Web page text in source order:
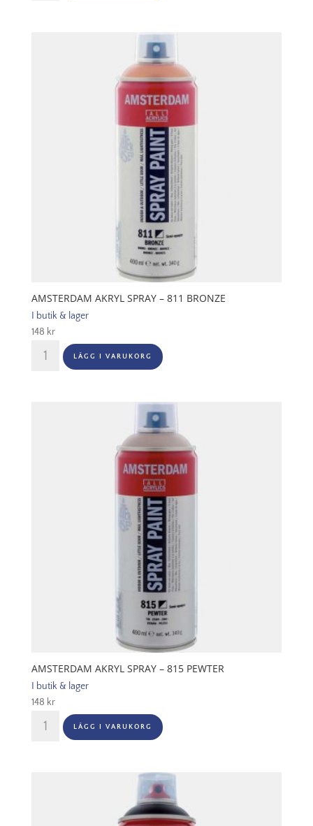
AMSTERDAM AKRYL SPRAY – 811 BRONZE
I butik & lager
148 kr
Amsterdam
Akryl
LÄGG I VARUKORG
AMSTERDAM AKRYL SPRAY – 815 PEWTER
I butik & lager
148 kr
Amsterdam
Akryl
LÄGG I VARUKORG